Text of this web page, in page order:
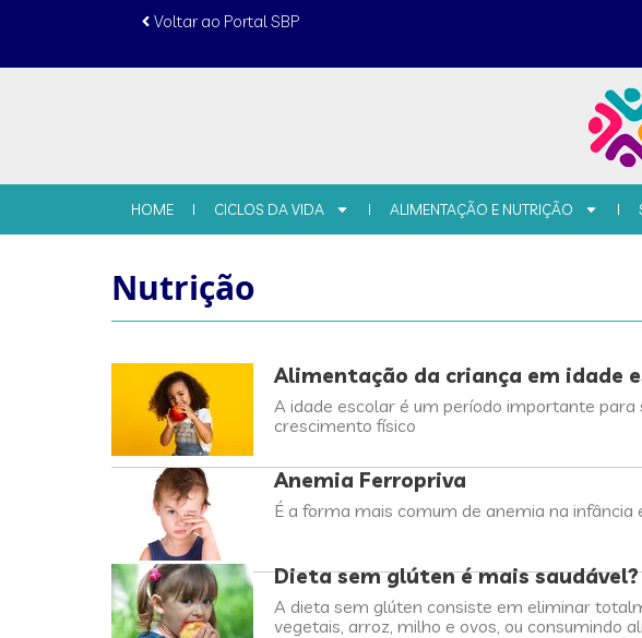
Voltar ao Portal SBP
HOME CICLOS DA VIDA ALIMENTAÇÃO E NUTRIÇÃO
Nutrição
Alimentação da criança em idade
A idade escolar é um período importante
crescimento físico
Anemia Ferropriva
É a forma mais comum de anemia na
Dieta sem glúten é mais saudável?
A dieta sem glúten consiste em eliminar
vegetais, arroz, milho e ovos, ou consumindo